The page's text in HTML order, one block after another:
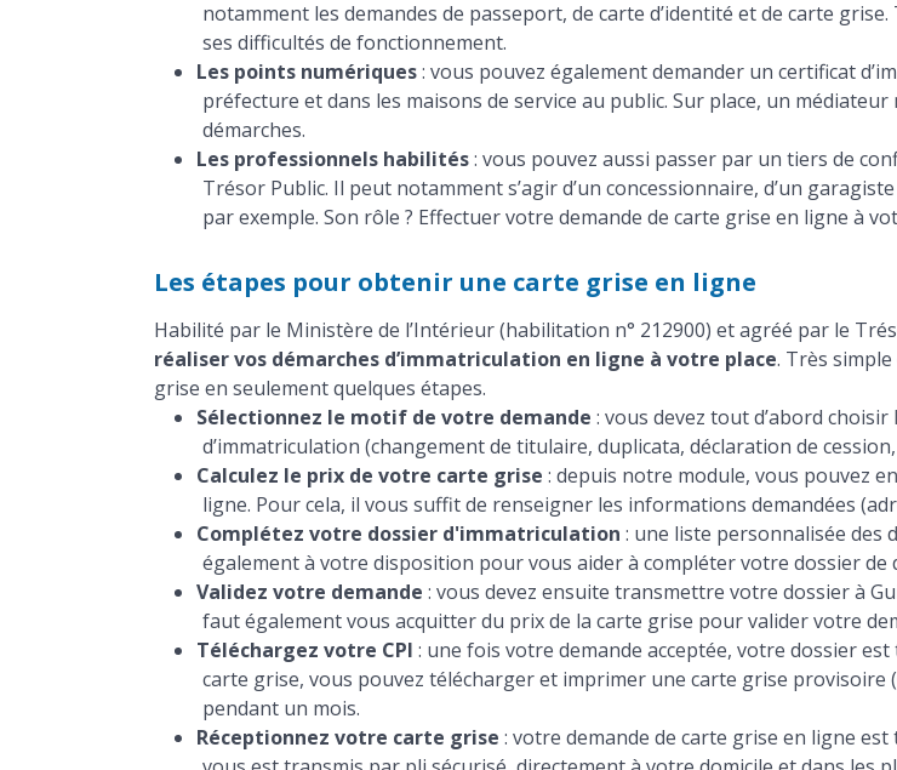
notamment les demandes de passeport, de carte d’identité et de carte
ses difficultés de fonctionnement.
Les points numériques: vous pouvez également demander un certificat
préfecture et dans les maisons de service au public. Sur place, un
démarches.
Les professionnels habilités: vous pouvez aussi passer par un tiers de
Trésor Public. Il peut notamment s’agir d’un concessionnaire, d’un
par exemple. Son rôle ? Effectuer votre demande de carte grise en ligne à
Les étapes pour obtenir une carte grise en ligne
Habilité par le Ministère de l’Intérieur (habilitation n° 212900) et agréé par le
réaliser vos démarches d’immatriculation en ligne à votre place. Très
grise en seulement quelques étapes.
Sélectionnez le motif de votre demande : vous devez tout d’abord
d’immatriculation (changement de titulaire, duplicata, déclaration de cession,
Calculez le prix de votre carte grise : depuis notre module, vous pouvez
ligne. Pour cela, il vous suffit de renseigner les informations demandées
Complétez votre dossier d'immatriculation : une liste personnalisée des
également à votre disposition pour vous aider à compléter votre dossier de
Validez votre demande : vous devez ensuite transmettre votre dossier à
faut également vous acquitter du prix de la carte grise pour valider votre
Téléchargez votre CPI : une fois votre demande acceptée, votre dossier
carte grise, vous pouvez télécharger et imprimer une carte grise provisoire
pendant un mois.
Réceptionnez votre carte grise : votre demande de carte grise en ligne